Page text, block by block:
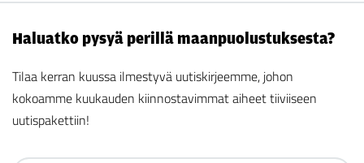
Haluatko pysyä perillä maanpuolustuksesta?
Tilaa kerran kuussa ilmestyvä uutiskirjeemme, johon
kokoamme kuukauden kiinnostavimmat aiheet tiiviiseen
uutispakettiin!